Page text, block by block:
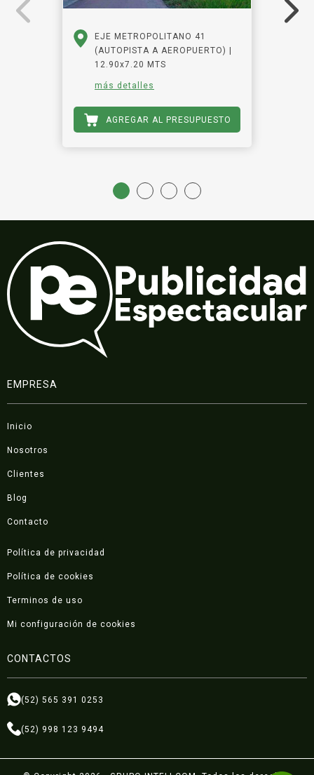
EJE METROPOLITANO 41
(AUTOPISTA A AEROPUERTO) |
12.90x7.20 MTS
más detalles
AGREGAR AL PRESUPUESTO
EMPRESA
Inicio
Nosotros
Clientes
Blog
Contacto
Política de privacidad
Política de cookies
Terminos de uso
Mi configuración de cookies
CONTACTOS
(52) 565 391 0253
(52) 998 123 9494